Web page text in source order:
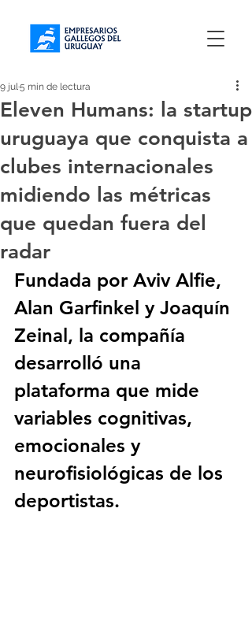
Eleven Humans: la startup
uruguaya que conquista a
clubes internacionales
midiendo las métricas
que quedan fuera del
radar
9 jul5 min de lectura
Fundada por Aviv Alfie,
Alan Garfinkel y Joaquín
Zeinal, la compañía
desarrolló una
plataforma que mide
variables cognitivas,
emocionales y
neurofisiológicas de los
deportistas.